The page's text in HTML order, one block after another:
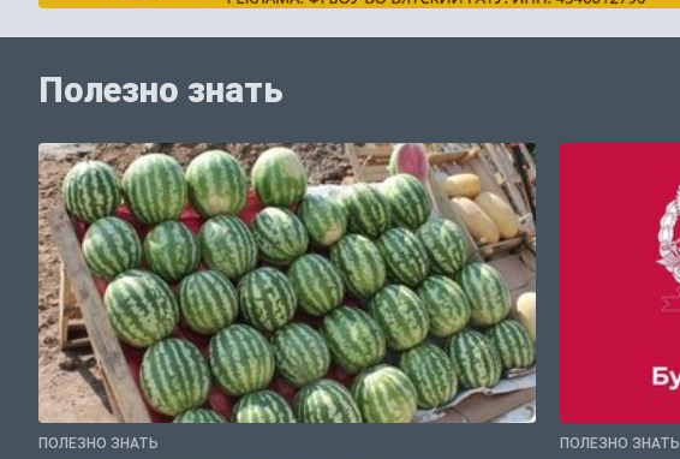
Полезно знать
ПОЛЕЗНО ЗНАТЬ ПОЛЕЗНО ЗНАТЬ